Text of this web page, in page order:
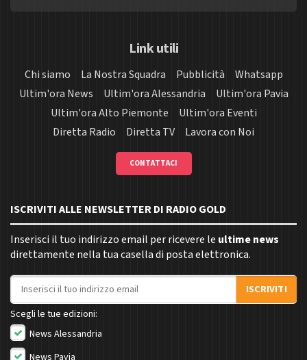
Link utili
Chi siamo La Nostra Squadra Pubblicità
Whatsapp
Ultim'ora News
Ultim'ora Alessandria
Ultim'ora Pavia
Ultim'ora Alto Piemonte
Ultim'ora Eventi
Diretta Radio
Diretta TV Lavora con Noi
CONTATTACI
ISCRIVITI ALLE NEWSLETTER DI RADIO GOLD
Inserisci il tuo indirizzo email per ricevere le ultime news
direttamente nella tua casella di posta elettronica.
Indirizzo email
ISCRIVITI
Scegli le tue edizioni:
News Alessandria
News Pavia